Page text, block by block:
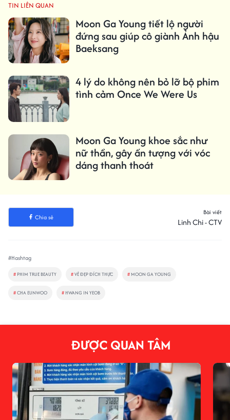
TIN LIÊN QUAN
Moon Ga Young tiết lộ người
đứng sau giúp cô giành Ảnh hậu
Baeksang
4 lý do không nên bỏ lỡ bộ phim
tình cảm Once We Were Us
Moon Ga Young khoe sắc như
nữ thần, gây ấn tượng với vóc
dáng thanh thoát
Chia sẻ
Bài viết
Linh Chi - CTV
#Hashtag
# PHIM TRUE BEAUTY #VẺ ĐẸP ĐÍCH THỰC # MOON GA YOUNG
#CHA EUNWOO # HWANG IN YEOB
ĐƯỢC QUAN TÂM